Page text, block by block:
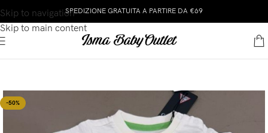
Skip to navigation
Skip to main content
SPEDIZIONE GRATUITA A PARTIRE DA €69
-50%